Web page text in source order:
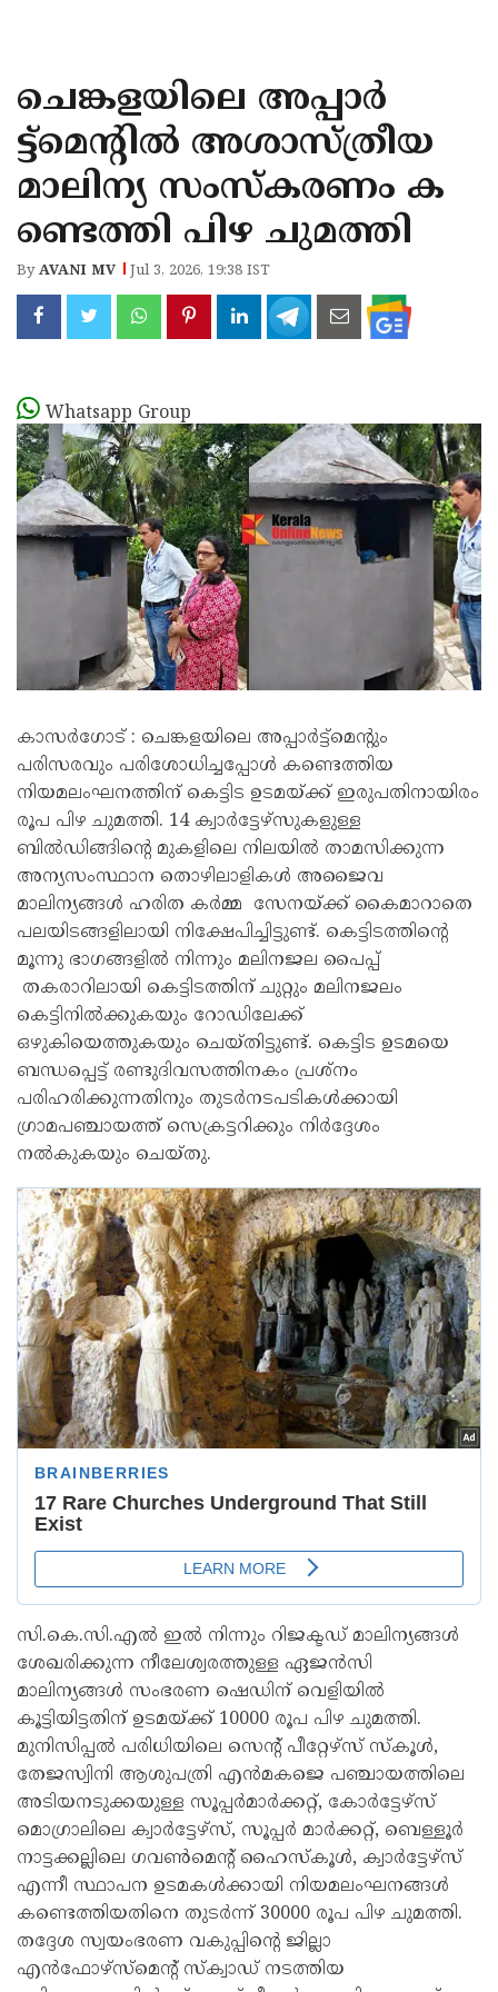
KANNUR
KASARAGOD
ചെങ്കളയിലെ അപ്പാർ
ട്ട്മെന്റിൽ അശാസ്ത്രീയ
മാലിന്യ സംസ്‌കരണം ക
ണ്ടെത്തി പിഴ ചുമത്തി
ByAVANI MV Jul 3, 2026, 19:38 IST
Whatsapp Group
കാസർ​ഗോട് : ചെങ്കളയിലെ അപ്പാർട്ട്മെന്റും
പരിസരവും പരിശോധിച്ചപ്പോൾ കണ്ടെത്തിയ
നിയമലംഘനത്തിന് കെട്ടിട ഉടമയ്ക്ക് ഇരുപതിനായിരം
രൂപ പിഴ ചുമത്തി. 14 ക്വാർട്ടേഴ്സുകളുള്ള
ബിൽഡിങ്ങിന്റെ മുകളിലെ നിലയിൽ താമസിക്കുന്ന
അന്യസംസ്ഥാന തൊഴിലാളികൾ അജൈവ
മാലിന്യങ്ങൾ ഹരിത കർമ്മ സേനയ്ക്ക് കൈമാറാതെ
പലയിടങ്ങളിലായി നിക്ഷേപിച്ചിട്ടുണ്ട്. കെട്ടിടത്തിന്റെ
മൂന്നു ഭാഗങ്ങളിൽ നിന്നും മലിനജല പൈപ്പ്
തകരാറിലായി കെട്ടിടത്തിന് ചുറ്റും മലിനജലം
കെട്ടിനിൽക്കുകയും റോഡിലേക്ക്
ഒഴുകിയെത്തുകയും ചെയ്തിട്ടുണ്ട്. കെട്ടിട ഉടമയെ
ബന്ധപ്പെട്ട് രണ്ടുദിവസത്തിനകം പ്രശ്നം
പരിഹരിക്കുന്നതിനും തുടർനടപടികൾക്കായി
ഗ്രാമപഞ്ചായത്ത് സെക്രട്ടറിക്കും നിർദ്ദേശം
നൽകുകയും ചെയ്തു.
സി.കെ.സി.എൽ ഇൽ നിന്നും റിജക്ടഡ് മാലിന്യങ്ങൾ
ശേഖരിക്കുന്ന നീലേശ്വരത്തുള്ള ഏജൻസി
മാലിന്യങ്ങൾ സംഭരണ ഷെഡിന് വെളിയിൽ
കൂട്ടിയിട്ടതിന് ഉടമയ്ക്ക് 10000 രൂപ പിഴ ചുമത്തി.
മുനിസിപ്പൽ പരിധിയിലെ സെന്റ് പീറ്റേഴ്സ് സ്‌കൂൾ,
തേജസ്വിനി ആശുപത്രി എൻമകജെ പഞ്ചായത്തിലെ
അടിയനടുക്കയുള്ള സൂപ്പർമാർക്കറ്റ്, കോർട്ടേഴ്സ്
മൊഗ്രാലിലെ ക്വാർട്ടേഴ്‌സ്, സൂപ്പർ മാർക്കറ്റ്, ബെള്ളൂർ
നാട്ടക്കല്ലിലെ ഗവൺമെന്റ് ഹൈസ്‌കൂൾ, ക്വാർട്ടേഴ്സ്
എന്നീ സ്ഥാപന ഉടമകൾക്കായി നിയമലംഘനങ്ങൾ
കണ്ടെത്തിയതിനെ തുടർന്ന് 30000 രൂപ പിഴ ചുമത്തി.
തദ്ദേശ സ്വയംഭരണ വകുപ്പിന്റെ ജില്ലാ
എൻഫോഴ്സ്മെന്റ് സ്‌ക്വാഡ് നടത്തിയ